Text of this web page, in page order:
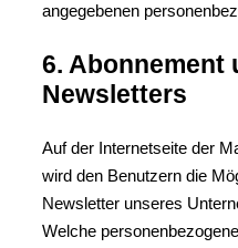
angegebenen
6. Abonnement
Newsletters
Auf der Internetseite der
wird den Benutzern die
Newsletter unseres
Welche